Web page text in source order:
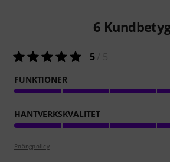
6
5/ 5
FUNKTIONER
HANTVERKSKVALITET
Poängpolicy